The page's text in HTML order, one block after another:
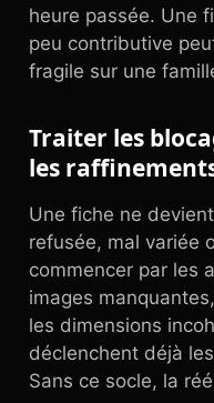
heure passée. Une
peu contributive
fragile sur une
Traiter les
les
Une fiche ne
refusée, mal variée
commencer par les
images
les dimensions
déclenchent déjà
Sans ce socle, la